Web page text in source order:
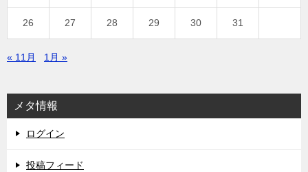
26 27 28 29 30 31
« 11月 1月 »
メタ情報
ログイン
投稿フィード